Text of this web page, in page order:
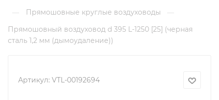
— Прямошовные круглые воздуховоды
—
Прямошовный воздуховод d 395 L-1250 [25] (черная
сталь 1,2 мм (дымоудаление))
Артикул: VTL-00192694